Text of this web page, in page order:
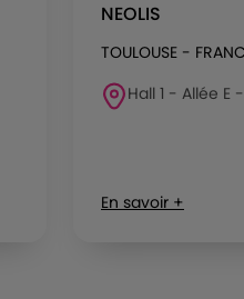
NEOLIS
TOULOUSE -
Hall 1 - Allée E
En savoir +